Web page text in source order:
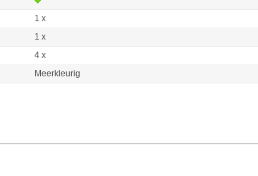
1 x
1 x
4 x
Meerkleurig